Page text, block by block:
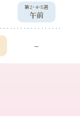
第2･4･5週
午前
–